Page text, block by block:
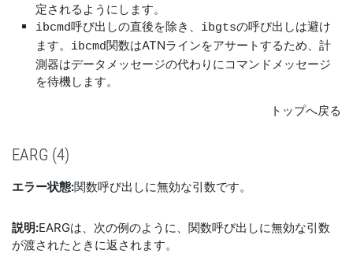
定されるようにします。
ibcmd呼び出しの直後を除き、 ibgtsの呼び出しは避け
ます。
ibcmd関数はATNラインをアサートするため、計
測器はデータメッセージの代わりにコマンドメッセージ
を待機します。
トップへ戻る
EARG (4)
エラー状態:関数呼び出しに無効な引数です。
説明:EARGは、次の例のように、関数呼び出しに無効な引数
が渡されたときに返されます。